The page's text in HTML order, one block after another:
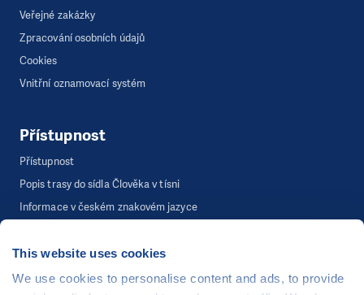
This website uses cookies
We use cookies to personalise content and ads, to provide
Veřejné zakázky
Zpracování osobních údajů
Cookies
Vnitřní oznamovací systém
Přístupnost
Přístupnost
Popis trasy do sídla Člověka v tísni
Informace v českém znakovém jazyce
Webová stránka běží na bezplatně poskytnutém server hostingu od